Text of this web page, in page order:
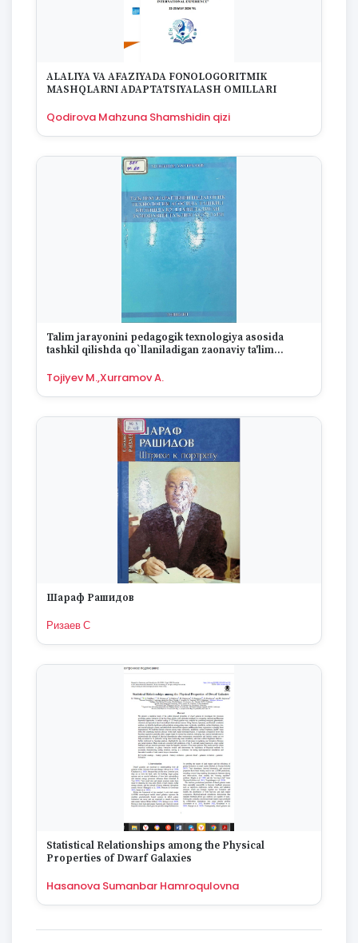
ALALIYA VA AFAZIYADA FONOLOGORITMIK
MASHQLARNI ADAPTATSIYALASH OMILLARI
Qodirova Mahzuna Shamshidin qizi
Talim jarayonini pedagogik texnologiya asosida
tashkil qilishda qo`llaniladigan zaonaviy ta'lim
Tojiyev M.,Xurramov A.
Шараф Рашидов
Ризаев С
Statistical Relationships among the Physical
Properties of Dwarf Galaxies
Hasanova Sumanbar Hamroqulovna